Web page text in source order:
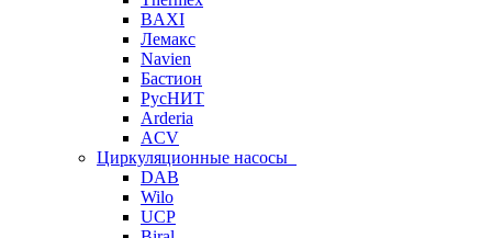
BAXI
Лемакс
Navien
Бастион
РусНИТ
Arderia
ACV
Циркуляционные насосы
DAB
Wilo
UCP